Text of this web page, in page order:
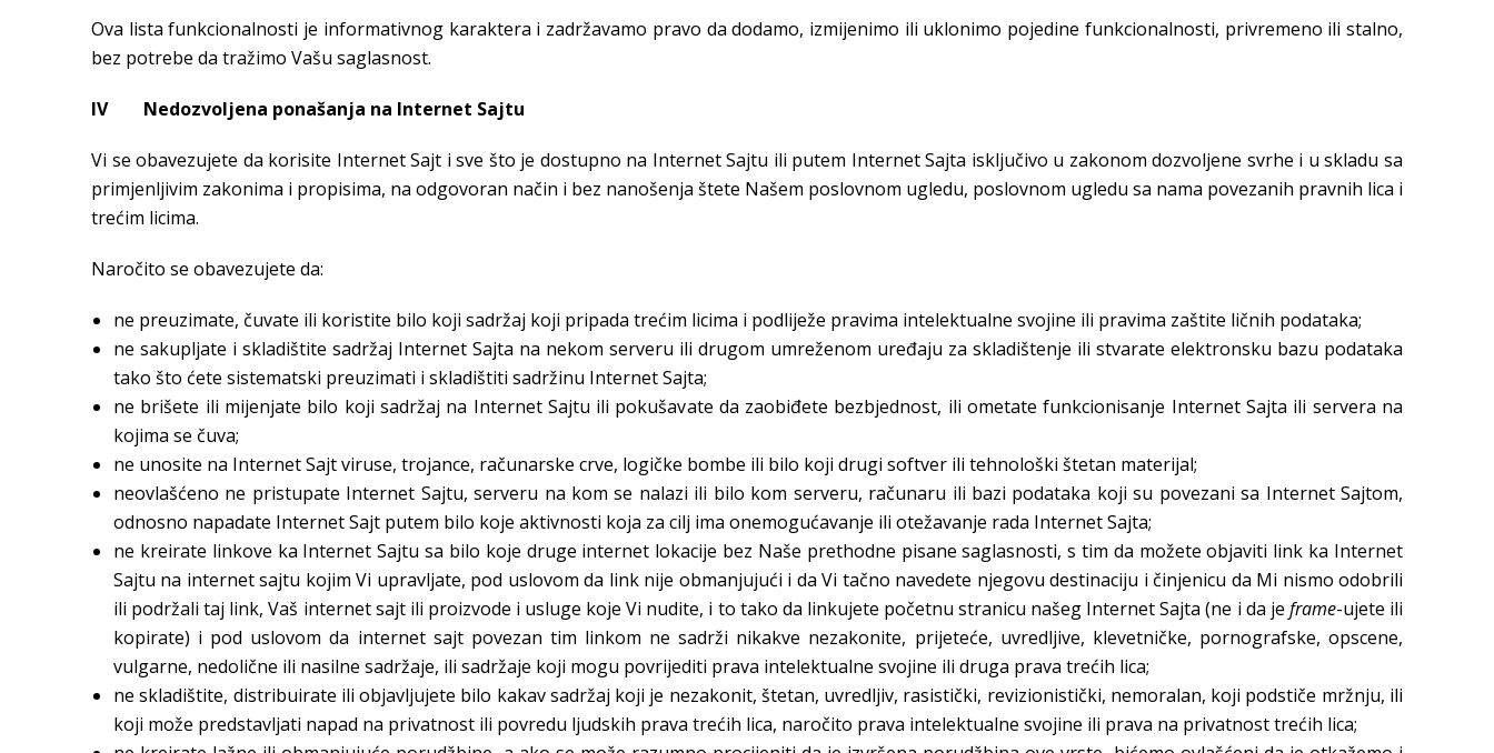
Ova lista funkcionalnosti je informativnog karaktera i zadržavamo pravo da dodamo, izmijenimo ili uklonimo pojedine funkcionalnosti, privremeno ili stalno,
bez potrebe da tražimo Vašu saglasnost.
IV Nedozvoljena ponašanja na Internet Sajtu
Vi se obavezujete da korisite Internet Sajt i sve što je dostupno na Internet Sajtu ili putem Internet Sajta isključivo u zakonom dozvoljene svrhe i u skladu sa
primjenljivim zakonima i propisima, na odgovoran način i bez nanošenja štete Našem poslovnom ugledu, poslovnom ugledu sa nama povezanih pravnih lica i
trećim licima.
Naročito se obavezujete da:
ne preuzimate, čuvate ili koristite bilo koji sadržaj koji pripada trećim licima i podliježe pravima intelektualne svojine ili pravima zaštite ličnih podataka;
ne sakupljate i skladištite sadržaj Internet Sajta na nekom serveru ili drugom umreženom uređaju za skladištenje ili stvarate elektronsku bazu podataka
tako što ćete sistematski preuzimati i skladištiti sadržinu Internet Sajta;
ne brišete ili mijenjate bilo koji sadržaj na Internet Sajtu ili pokušavate da zaobiđete bezbjednost, ili ometate funkcionisanje Internet Sajta ili servera na
kojima se čuva;
ne unosite na Internet Sajt viruse, trojance, računarske crve, logičke bombe ili bilo koji drugi softver ili tehnološki štetan materijal;
neovlašćeno ne pristupate Internet Sajtu, serveru na kom se nalazi ili bilo kom serveru, računaru ili bazi podataka koji su povezani sa Internet Sajtom,
odnosno napadate Internet Sajt putem bilo koje aktivnosti koja za cilj ima onemogućavanje ili otežavanje rada Internet Sajta;
ne kreirate linkove ka Internet Sajtu sa bilo koje druge internet lokacije bez Naše prethodne pisane saglasnosti, s tim da možete objaviti link ka Internet
Sajtu na internet sajtu kojim Vi upravljate, pod uslovom da link nije obmanjujući i da Vi tačno navedete njegovu destinaciju i činjenicu da Mi nismo odobrili
ili podržali taj link, Vaš internet sajt ili proizvode i usluge koje Vi nudite, i to tako da linkujete početnu stranicu našeg Internet Sajta (ne i da je frame-ujete ili
kopirate) i pod uslovom da internet sajt povezan tim linkom ne sadrži nikakve nezakonite, prijeteće, uvredljive, klevetničke, pornografske, opscene,
vulgarne, nedolične ili nasilne sadržaje, ili sadržaje koji mogu povrijediti prava intelektualne svojine ili druga prava trećih lica;
ne skladištite, distribuirate ili objavljujete bilo kakav sadržaj koji je nezakonit, štetan, uvredljiv, rasistički, revizionistički, nemoralan, koji podstiče mržnju, ili
koji može predstavljati napad na privatnost ili povredu ljudskih prava trećih lica, naročito prava intelektualne svojine ili prava na privatnost trećih lica;